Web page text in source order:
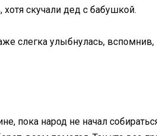
скучали дед с бабушкой.
слегка улыбнулась,
пока народ не начал